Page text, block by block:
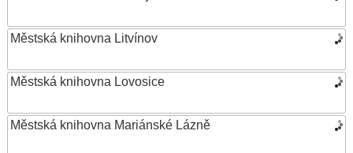
Městská knihovna Litvínov
Městská knihovna Lovosice
Městská knihovna Mariánské Lázně